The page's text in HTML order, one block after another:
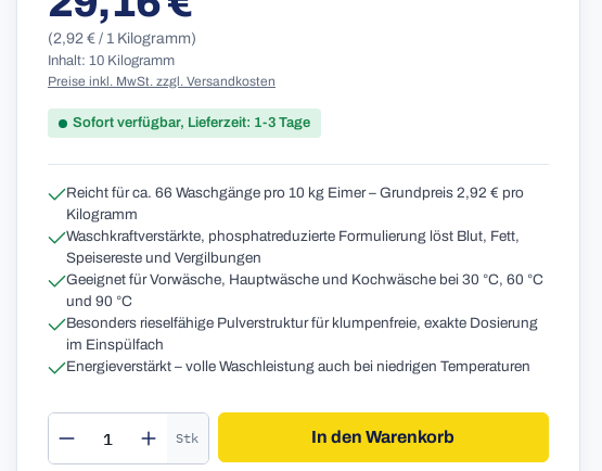
(2,92 € / 1 Kilogramm)
Inhalt: 10 Kilogramm
Preise inkl. MwSt. zzgl. Versandkosten
Sofort verfügbar, Lieferzeit: 1-3 Tage
Reicht für ca. 66 Waschgänge pro 10 kg Eimer – Grundpreis 2,92 € pro
Kilogramm
Waschkraftverstärkte, phosphatreduzierte Formulierung löst Blut, Fett,
Speisereste und Vergilbungen
Geeignet für Vorwäsche, Hauptwäsche und Kochwäsche bei 30 °C, 60 °C
und 90 °C
Besonders rieselfähige Pulverstruktur für klumpenfreie, exakte Dosierung
im Einspülfach
Energieverstärkt – volle Waschleistung auch bei niedrigen Temperaturen
Produkt Anzahl: Gib den gewünschten Wert
Stk In den Warenkorb